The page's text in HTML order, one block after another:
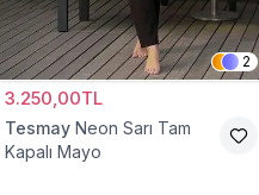
2
3.250,00TL
Tesmay Neon Sarı Tam
Kapalı Mayo